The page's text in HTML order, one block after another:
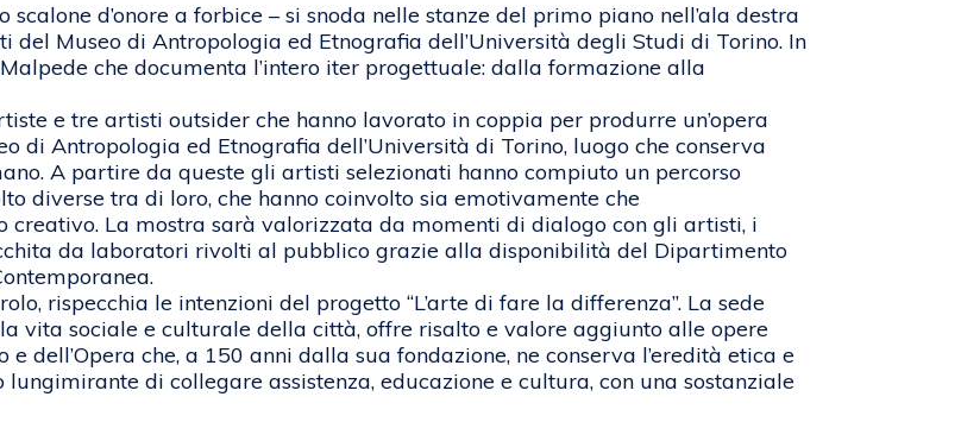
d’onore a forbice – si snoda nelle stanze del primo piano nell’ala destra
Museo di Antropologia ed Etnografia dell’Università degli Studi di Torino. In
che documenta l’intero iter progettuale: dalla formazione alla
e tre artisti outsider che hanno lavorato in coppia per produrre un’opera
di Antropologia ed Etnografia dell’Università di Torino, luogo che conserva
A partire da queste gli artisti selezionati hanno compiuto un percorso
diverse tra di loro, che hanno coinvolto sia emotivamente che
creativo. La mostra sarà valorizzata da momenti di dialogo con gli artisti, i
da laboratori rivolti al pubblico grazie alla disponibilità del Dipartimento
rispecchia le intenzioni del progetto “L’arte di fare la differenza”. La sede
vita sociale e culturale della città, offre risalto e valore aggiunto alle opere
dell’Opera che, a 150 anni dalla sua fondazione, ne conserva l’eredità etica e
di collegare assistenza, educazione e cultura, con una sostanziale